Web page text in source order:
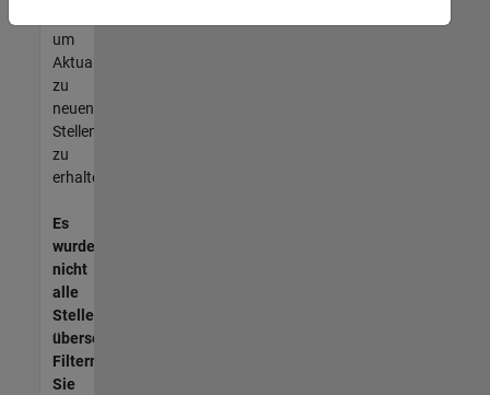
um
Aktualisierungen
zu
neuen
Stellenangeboten
zu
erhalten.
Es
wurden
nicht
alle
Stellen
übersetzt.
Filtern
Sie